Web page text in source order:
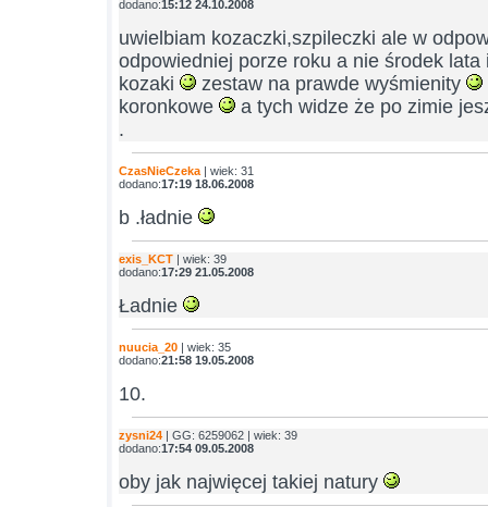
dodano:15:12 24.10.2008
uwielbiam kozaczki,szpileczki ale w
odpowiedniej porze roku a nie środek lata
kozaki
zestaw na prawde wyśmienity
koronkowe
a tych widze że po zimie
.
CzasNieCzeka | wiek: 31
dodano:17:19 18.06.2008
b .ładnie
exis_KCT | wiek: 39
dodano:17:29 21.05.2008
Ładnie
nuucia_20 | wiek: 35
dodano:21:58 19.05.2008
10.
zysni24 | GG: 6259062 | wiek: 39
dodano:17:54 09.05.2008
oby jak najwięcej takiej natury